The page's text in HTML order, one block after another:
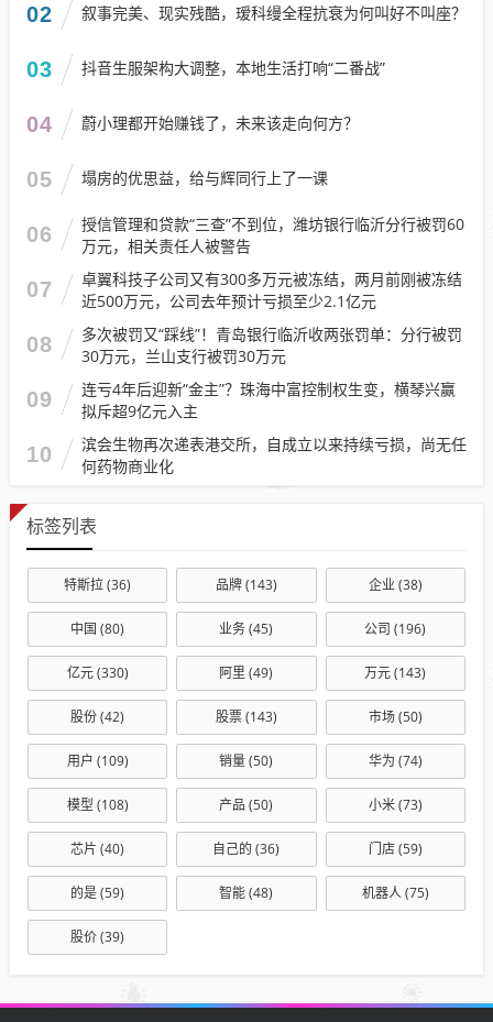
02 叙事完美、现实残酷，瑷科缦全程抗衰为何叫好不叫座？
03 抖音生服架构大调整，本地生活打响“二番战”
04 蔚小理都开始赚钱了，未来该走向何方？
05 塌房的优思益，给与辉同行上了一课
06
授信管理和贷款“三查”不到位，潍坊银行临沂分行被罚60
万元，相关责任人被警告
07
卓翼科技子公司又有300多万元被冻结，两月前刚被冻结
近500万元，公司去年预计亏损至少2.1亿元
08
多次被罚又“踩线”！青岛银行临沂收两张罚单：分行被罚
30万元，兰山支行被罚30万元
09
连亏4年后迎新“金主”？珠海中富控制权生变，横琴兴赢
拟斥超9亿元入主
10
滨会生物再次递表港交所，自成立以来持续亏损，尚无任
何药物商业化
标签列表
特斯拉(36) 品牌(143) 企业(38)
中国 (80) 业务(45) 公司 (196)
亿元(330) 阿里 (49) 万元(143)
股份(42) 股票(143) 市场(50)
用户 (109) 销量(50) 华为 (74)
模型 (108) 产品 (50) 小米(73)
芯片 (40) 自己的 (36) 门店(59)
的是(59) 智能(48) 机器人(75)
股价(39)